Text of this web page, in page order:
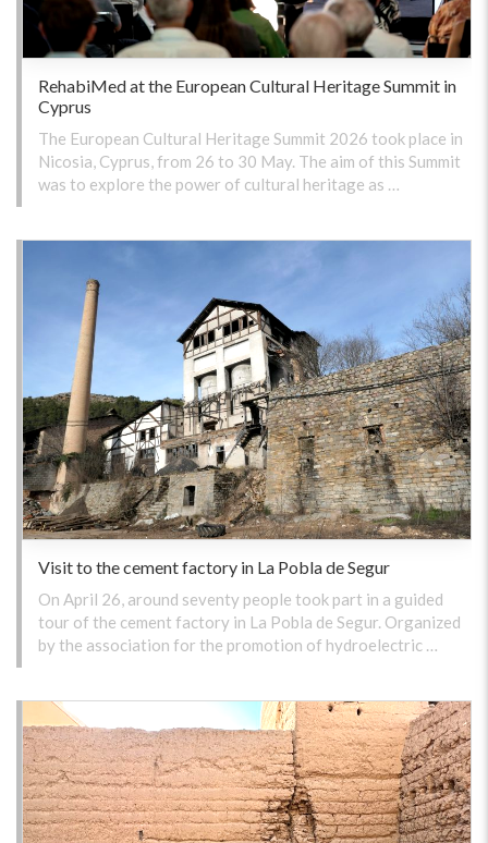
RehabiMed at the European Cultural Heritage Summit in
Cyprus
The European Cultural Heritage Summit 2026 took place in
Nicosia, Cyprus, from 26 to 30 May. The aim of this Summit
was to explore the power of cultural heritage as …
Visit to the cement factory in La Pobla de Segur
On April 26, around seventy people took part in a guided
tour of the cement factory in La Pobla de Segur. Organized
by the association for the promotion of hydroelectric …